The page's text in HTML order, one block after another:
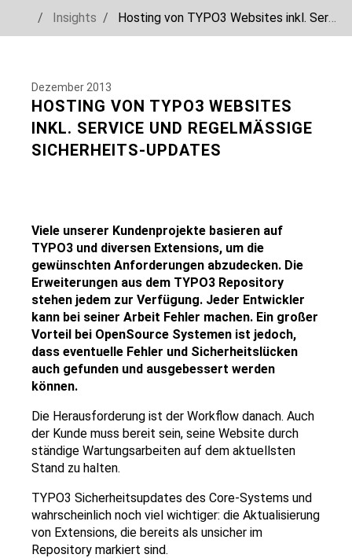
Insights
Hosting von TYPO3 Websites inkl. Service und regelmäßige Sicherheits-Updates
Dezember 2013
HOSTING VON TYPO3 WEBSITES
INKL. SERVICE UND REGELMÄSSIGE S
ICHERHEITS-UPDATES
Viele unserer Kundenprojekte basieren auf
TYPO3 und diversen Extensions, um die
gewünschten Anforderungen abzudecken. Die
Erweiterungen aus dem TYPO3 Repository
stehen jedem zur Verfügung. Jeder Entwickler
kann bei seiner Arbeit Fehler machen. Ein großer
Vorteil bei OpenSource Systemen ist jedoch,
dass eventuelle Fehler und Sicherheitslücken
auch gefunden und ausgebessert werden
können.
Die Herausforderung ist der Workflow danach. Auch
der Kunde muss bereit sein, seine Website durch
ständige Wartungsarbeiten auf dem aktuellsten
Stand zu halten.
TYPO3 Sicherheitsupdates des Core-Systems und
wahrscheinlich noch viel wichtiger: die Aktualisierung
von Extensions, die bereits als unsicher im
Repository markiert sind.